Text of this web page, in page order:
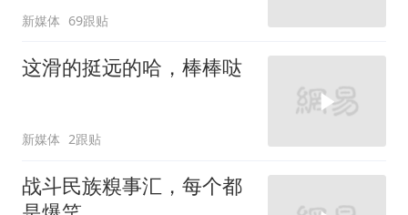
新媒体 69跟贴
这滑的挺远的哈，棒棒哒
新媒体 2跟贴
战斗民族糗事汇，每个都